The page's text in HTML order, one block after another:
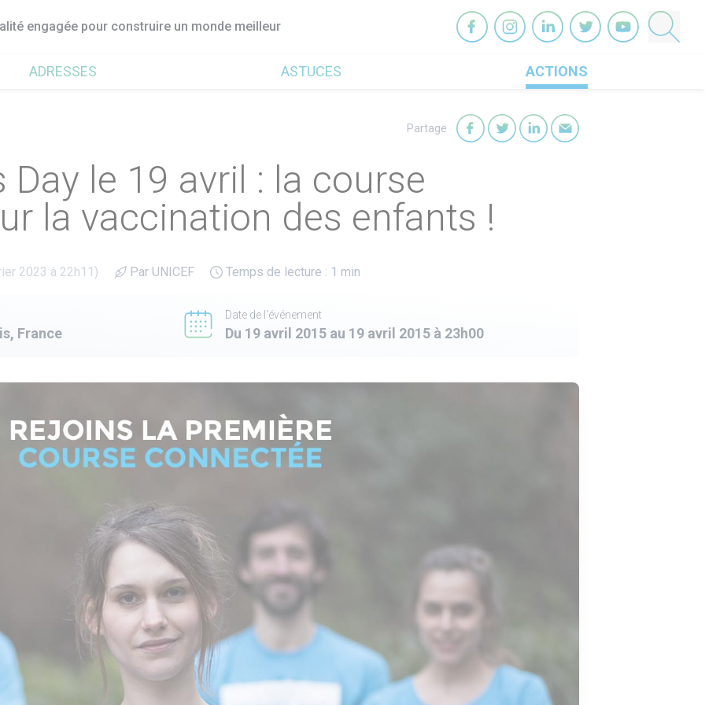
engagée pour construire un monde meilleur
ADRESSES ASTUCES ACTIONS
Partage
Day le 19 avril : la course
la vaccination des enfants !
2023 à 22h11) Par UNICEF Temps de lecture : 1 min
France
Date de l'événement
Du 19 avril 2015 au 19 avril 2015 à 23h00